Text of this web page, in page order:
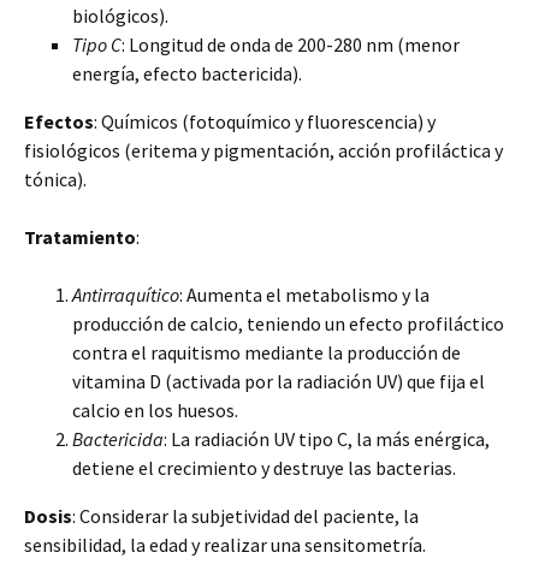
biológicos).
Tipo C: Longitud de onda de 200-280 nm (menor
energía, efecto bactericida).
Efectos: Químicos (fotoquímico y fluorescencia) y
fisiológicos (eritema y pigmentación, acción profiláctica y
tónica).
Tratamiento:
Antirraquítico: Aumenta el metabolismo y la
producción de calcio, teniendo un efecto profiláctico
contra el raquitismo mediante la producción de
vitamina D (activada por la radiación UV) que fija el
calcio en los huesos.
Bactericida: La radiación UV tipo C, la más enérgica,
detiene el crecimiento y destruye las bacterias.
Dosis: Considerar la subjetividad del paciente, la
sensibilidad, la edad y realizar una sensitometría.